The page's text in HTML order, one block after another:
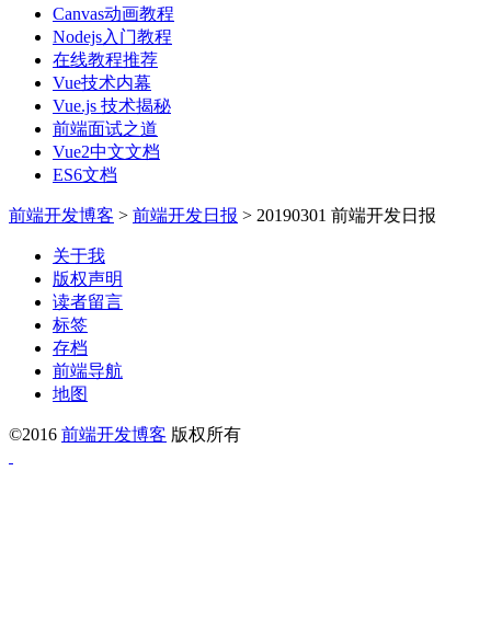
Canvas动画教程
Nodejs入门教程
在线教程推荐
Vue技术内幕
Vue.js 技术揭秘
前端面试之道
Vue2中文文档
ES6文档
前端开发博客 > 前端开发日报 > 20190301 前端开发日报
关于我
版权声明
读者留言
标签
存档
前端导航
地图
©2016 前端开发博客 版权所有